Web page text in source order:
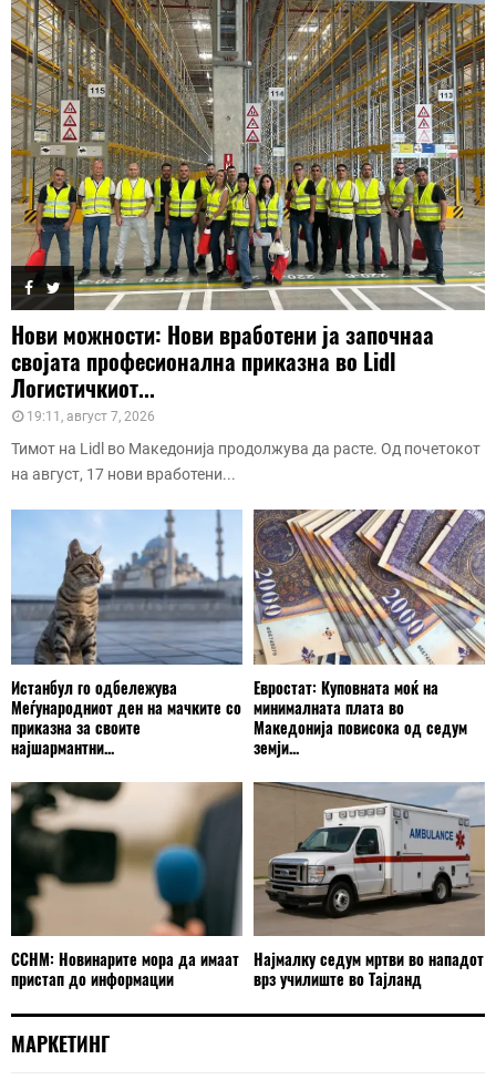
Нови можности: Нови вработени ја започнаа
својата професионална приказна во Lidl
Логистичкиот...
19:11, август 7, 2026
Тимот на Lidl во Македонија продолжува да расте. Од почетокот
на август, 17 нови вработени...
Истанбул го одбележува
Меѓународниот ден на мачките со
приказна за своите
најшармантни...
Евростат: Куповната моќ на
минималната плата во
Македонија повисока од седум
земји...
ССНМ: Новинарите мора да имаат
пристап до информации
Најмалку седум мртви во нападот
врз училиште во Тајланд
МАРКЕТИНГ